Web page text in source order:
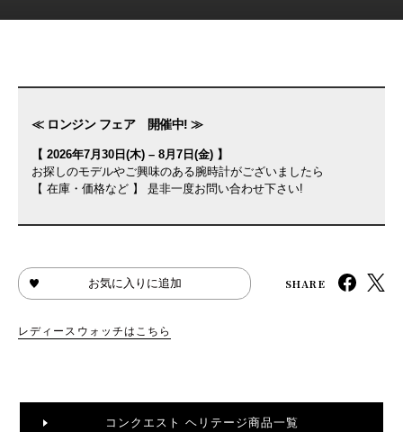
≪ ロンジン フェア 開催中! ≫
【 2026年7月30日(木) – 8月7日(金) 】
お探しのモデルやご興味のある腕時計がございましたら
【 在庫・価格など 】 是非一度お問い合わせ下さい!
お気に入りに追加 SHARE
レディースウォッチはこちら
コンクエスト ヘリテージ商品一覧